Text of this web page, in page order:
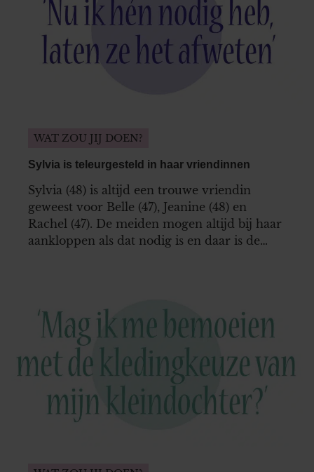
WAT ZOU JIJ DOEN?
Sylvia is teleurgesteld in haar vriendinnen
Sylvia (48) is altijd een trouwe vriendin
geweest voor Belle (47), Jeanine (48) en
Rachel (47). De meiden mogen altijd bij haar
aankloppen als dat nodig is en daar is de
rekenen, maar dat…